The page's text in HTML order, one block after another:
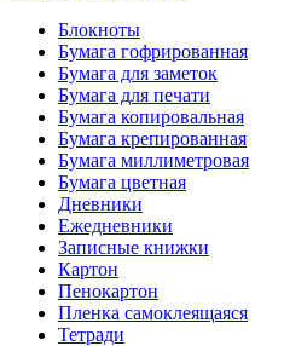
Блокноты
Бумага гофрированная
Бумага для заметок
Бумага для печати
Бумага копировальная
Бумага крепированная
Бумага миллиметровая
Бумага цветная
Дневники
Ежедневники
Записные книжки
Картон
Пенокартон
Пленка самоклеящаяся
Тетради